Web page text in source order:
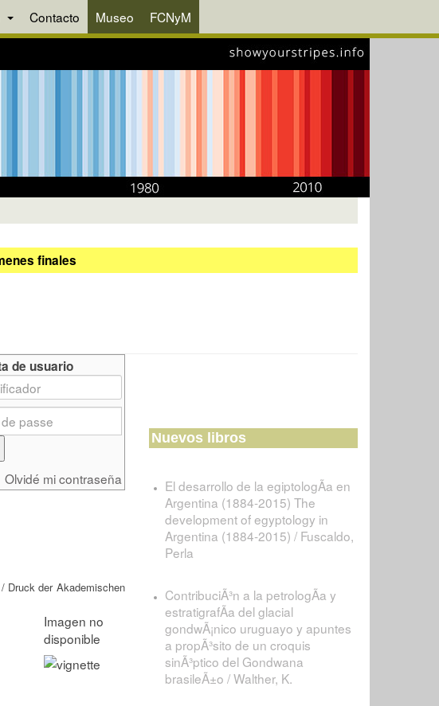
Contacto Museo FCNyM
finales
/ Druck der Akademischen
de usuario
Olvidé mi contraseña
Nuevos libros
El desarrollo de la egiptologÃ­a en
Argentina (1884-2015) The
development of egyptology in
Argentina (1884-2015) / Fuscaldo,
Perla
ContribuciÃ³n a la petrologÃ­a y
estratigrafÃ­a del glacial
gondwÃ¡nico uruguayo y apuntes
a propÃ³sito de un croquis
sinÃ³ptico del Gondwana
brasileÃ±o / Walther, K.